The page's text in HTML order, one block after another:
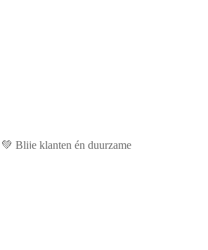
Blije klanten én duurzame